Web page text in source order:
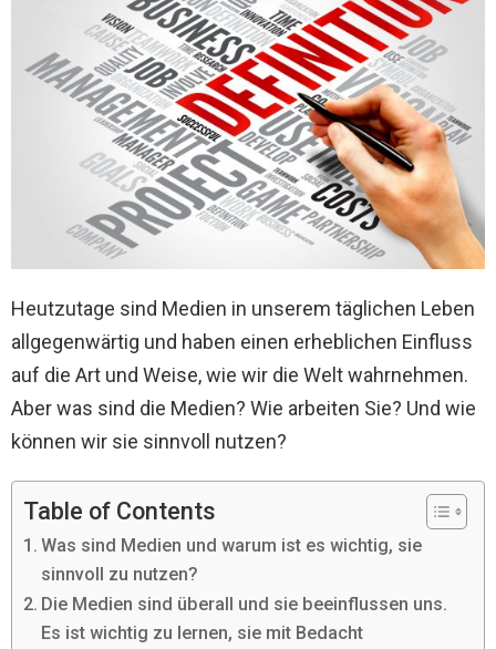
Heutzutage sind Medien in unserem täglichen Leben
allgegenwärtig und haben einen erheblichen Einfluss
auf die Art und Weise, wie wir die Welt wahrnehmen.
Aber was sind die Medien? Wie arbeiten Sie? Und wie
können wir sie sinnvoll nutzen?
Table of Contents
Was sind Medien und warum ist es wichtig, sie
sinnvoll zu nutzen?
Die Medien sind überall und sie beeinflussen uns.
Es ist wichtig zu lernen, sie mit Bedacht